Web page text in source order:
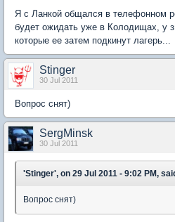
Я с Ланкой общался в телефонном
будет ожидать уже в Колодищах, у
которые ее затем подкинут лагерь...
Stinger
30 Jul 2011
Вопрос снят)
SergMinsk
30 Jul 2011
'Stinger', on 29 Jul 2011 - 9:02 PM,
Вопрос снят)